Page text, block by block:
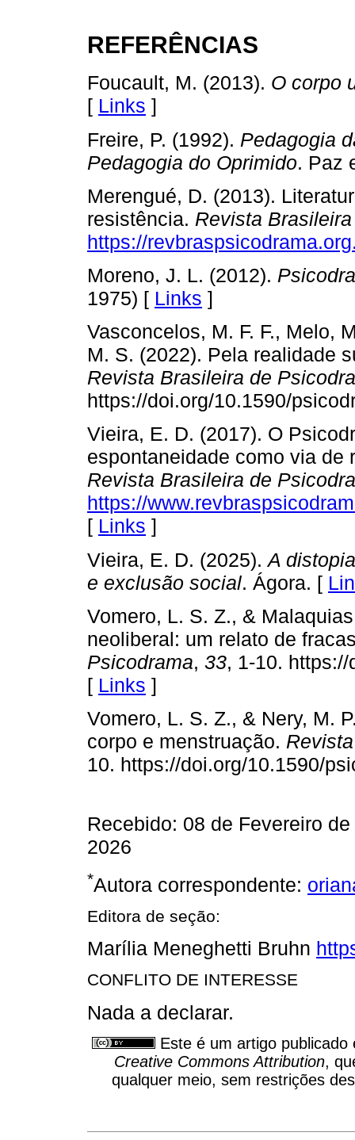
REFERÊNCIAS
Foucault, M. (2013). O corpo
[ Links ]
Freire, P. (1992). Pedagogia
Pedagogia do Oprimido. Paz
Merengué, D. (2013).
resistência. Revista
https://
Moreno, J. L. (2012).
1975) [ Links ]
Vasconcelos, M. F. F., Melo,
M. S. (2022). Pela realidade
Revista Brasileira de
https://doi.org/10.1590/
Vieira, E. D. (2017). O
espontaneidade como via de
Revista Brasileira de
https://
[ Links ]
Vieira, E. D. (2025). A
e exclusão social. Ágora. [
Vomero, L. S. Z., &
neoliberal: um relato de
Psicodrama, 33, 1-10.
[ Links ]
Vomero, L. S. Z., & Nery, M.
corpo e menstruação.
10. https://doi.org/10.1590/
Recebido: 08 de Fevereiro
2026
*Autora correspondente:
Editora de seção:
Marília Meneghetti Bruhn
CONFLITO DE INTERESSE
Nada a declarar.
Este é um artigo
Creative Commons Attribution,
qualquer meio, sem restrições